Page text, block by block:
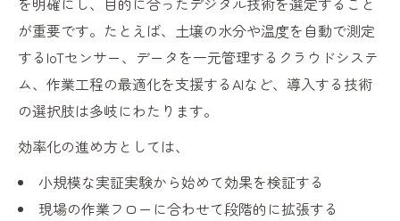
が重要です。たとえば、土壌の水分や温度を自動で測定
するIoTセンサー、データを一元管理するクラウドシステ
ム、作業工程の最適化を支援するAIなど、導入する技術
の選択肢は多岐にわたります。
効率化の進め方としては、
小規模な実証実験から始めて効果を検証する
現場の作業フローに合わせて段階的に拡張する